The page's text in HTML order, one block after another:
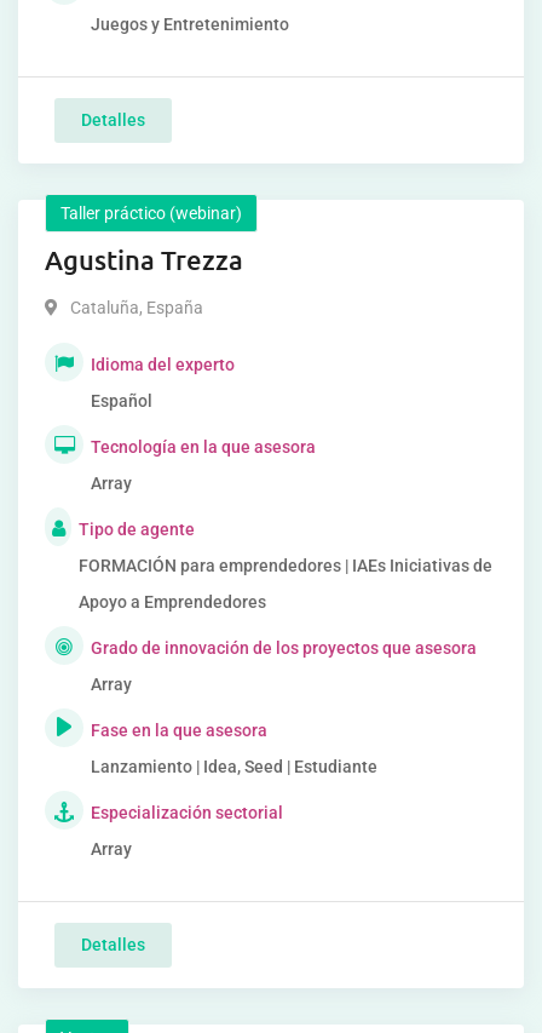
Juegos y Entretenimiento
Detalles
Taller práctico (webinar)
Agustina Trezza
Cataluña, España
Idioma del experto
Español
Tecnología en la que asesora
Array
Tipo de agente
FORMACIÓN para emprendedores | IAEs Iniciativas de
Apoyo a Emprendedores
Grado de innovación de los proyectos que asesora
Array
Fase en la que asesora
Lanzamiento | Idea, Seed | Estudiante
Especialización sectorial
Array
Detalles